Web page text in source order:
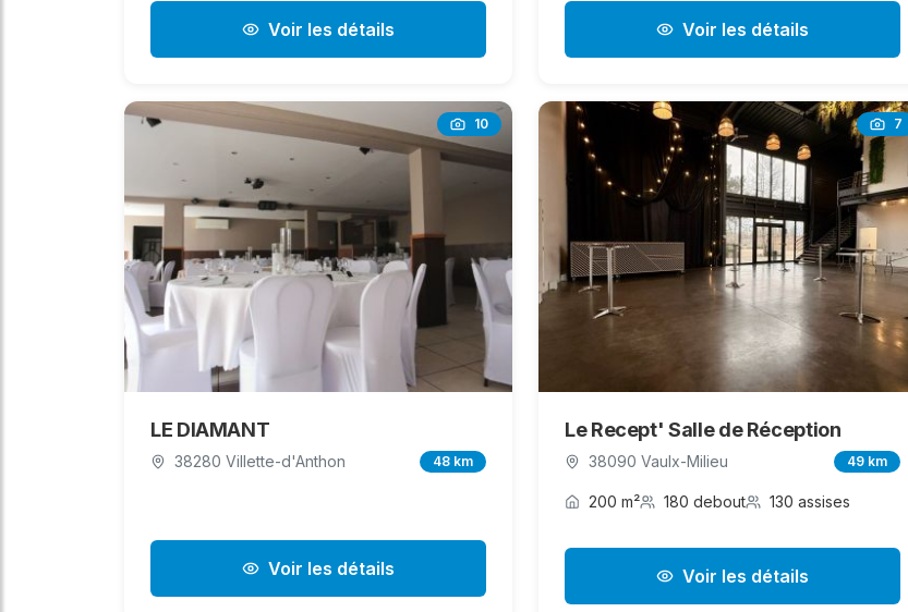
Voir les détails Voir les détails
10
LE DIAMANT
38280 Villette-d'Anthon 48 km
Voir les détails
7
Le Recept' Salle de Réception
38090 Vaulx-Milieu 49 km
200 m² 180 debout 130 assises
Voir les détails